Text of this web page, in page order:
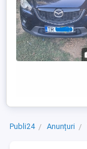
Publi24 Anunțuri